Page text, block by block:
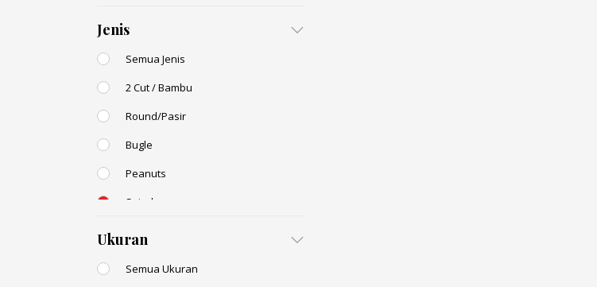
Jenis
Semua Jenis
2 Cut / Bambu
Round/Pasir
Bugle
Peanuts
Spiral
Ukuran
Semua Ukuran